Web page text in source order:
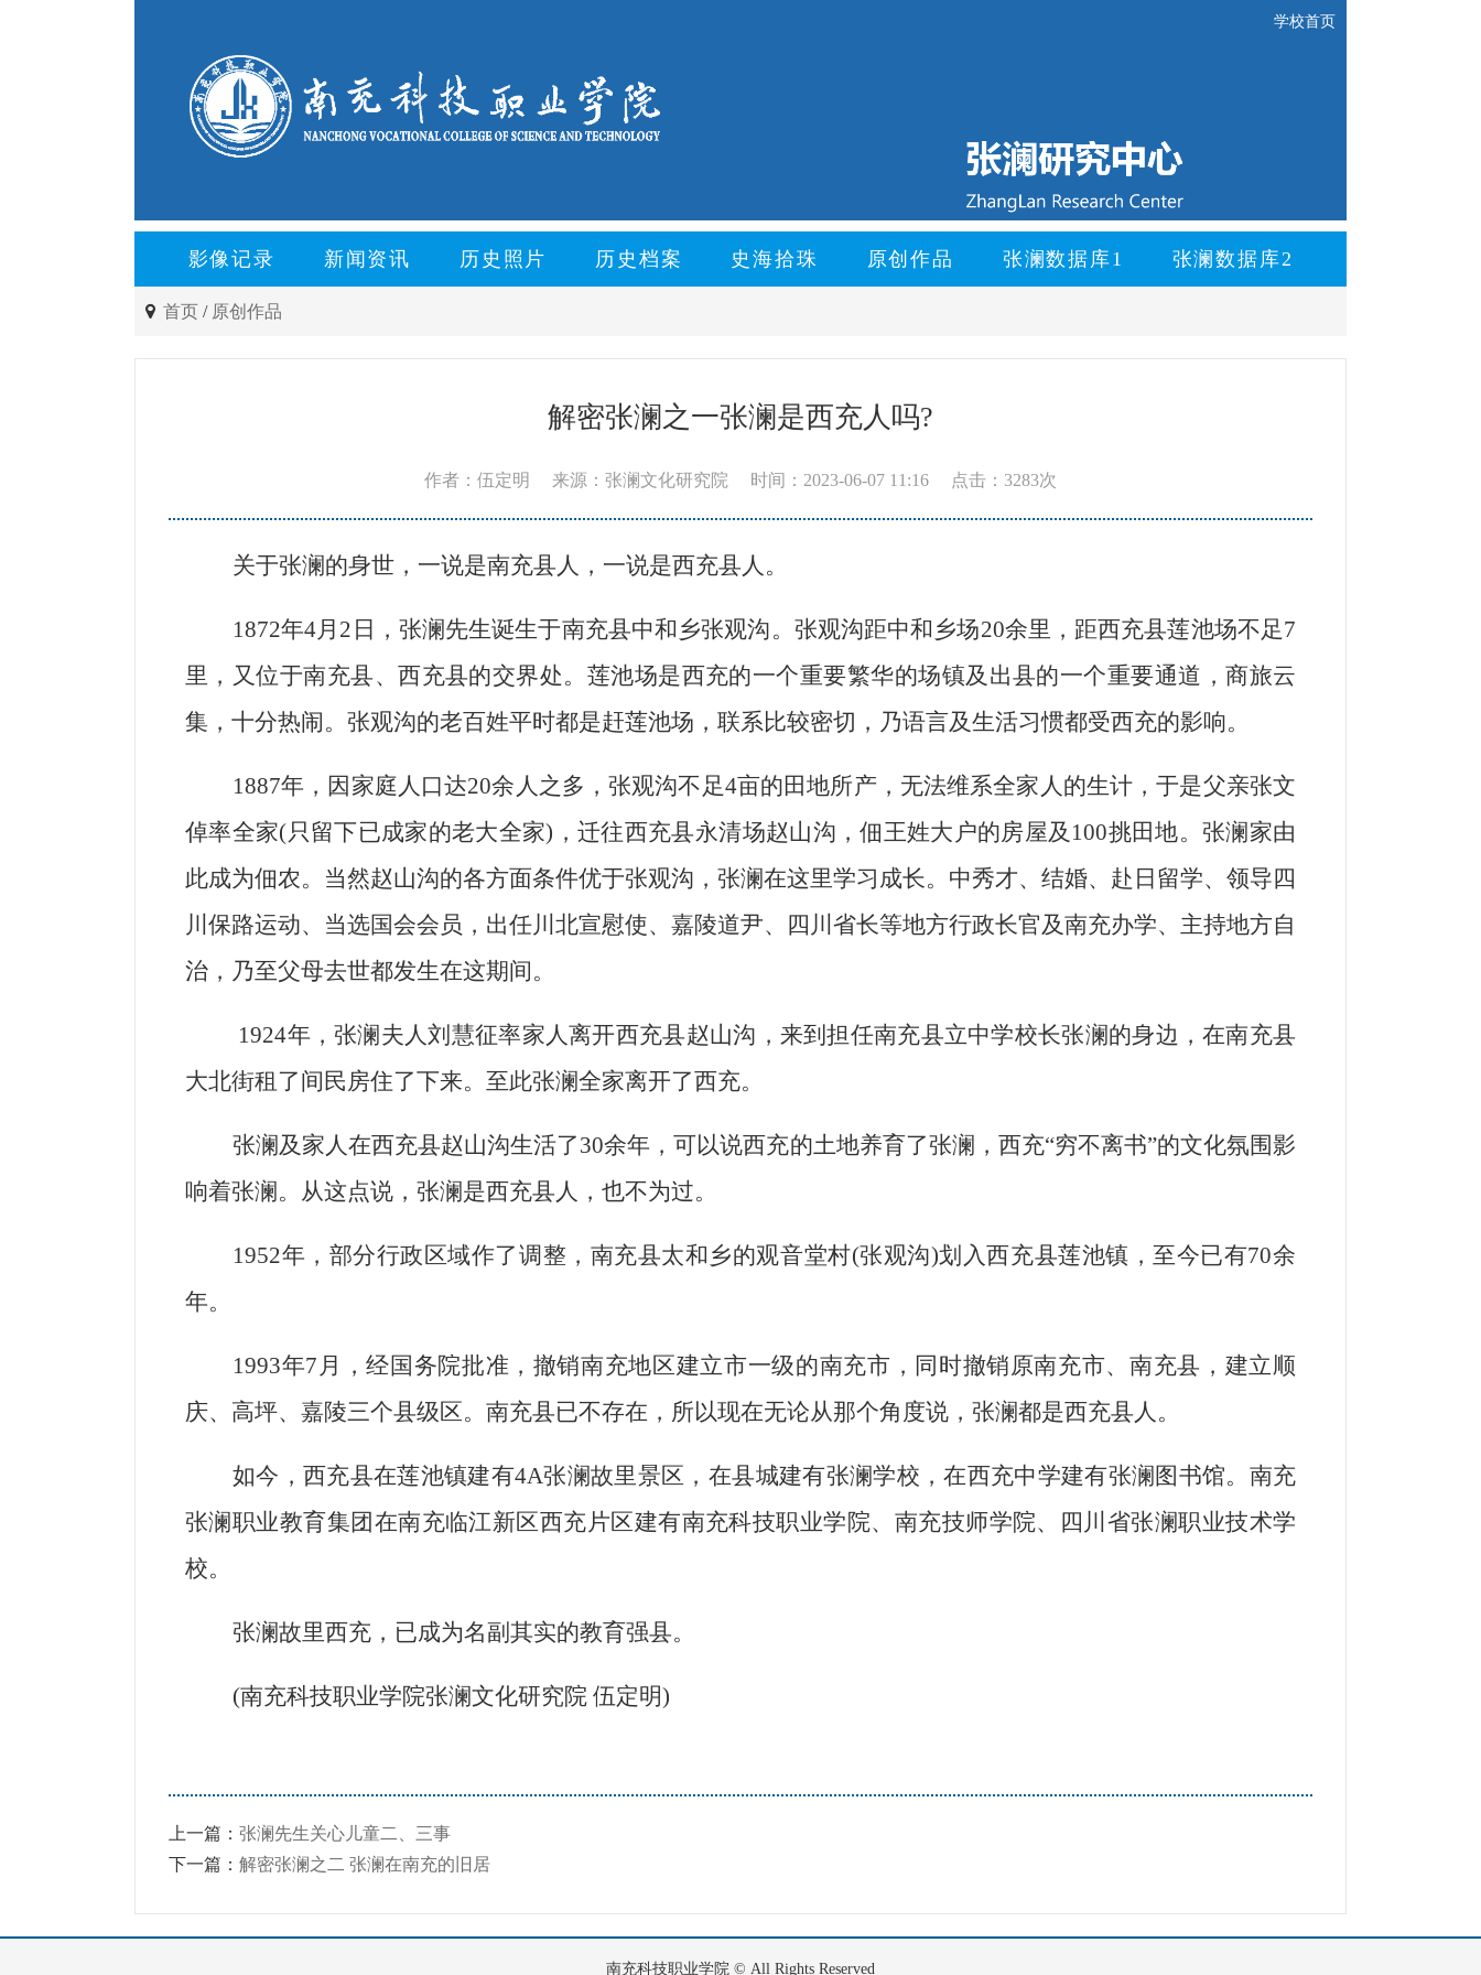
学校首页
影像记录 新闻资讯 历史照片 历史档案 史海拾珠 原创作品 张澜数据库1 张澜数据库2
首页 / 原创作品
解密张澜之一张澜是西充人吗?
作者：伍定明 来源：张澜文化研究院 时间：2023-06-07 11:16 点击：3283次
关于张澜的身世，一说是南充县人，一说是西充县人。
1872年4月2日，张澜先生诞生于南充县中和乡张观沟。张观沟距中和乡场20余里，距西充县莲池场不足7
里，又位于南充县、西充县的交界处。莲池场是西充的一个重要繁华的场镇及出县的一个重要通道，商旅云
集，十分热闹。张观沟的老百姓平时都是赶莲池场，联系比较密切，乃语言及生活习惯都受西充的影响。
1887年，因家庭人口达20余人之多，张观沟不足4亩的田地所产，无法维系全家人的生计，于是父亲张文
倬率全家(只留下已成家的老大全家)，迁往西充县永清场赵山沟，佃王姓大户的房屋及100挑田地。张澜家由
此成为佃农。当然赵山沟的各方面条件优于张观沟，张澜在这里学习成长。中秀才、结婚、赴日留学、领导四
川保路运动、当选国会会员，出任川北宣慰使、嘉陵道尹、四川省长等地方行政长官及南充办学、主持地方自
治，乃至父母去世都发生在这期间。
1924年，张澜夫人刘慧征率家人离开西充县赵山沟，来到担任南充县立中学校长张澜的身边，在南充县
大北街租了间民房住了下来。至此张澜全家离开了西充。
张澜及家人在西充县赵山沟生活了30余年，可以说西充的土地养育了张澜，西充“穷不离书”的文化氛围影
响着张澜。从这点说，张澜是西充县人，也不为过。
1952年，部分行政区域作了调整，南充县太和乡的观音堂村(张观沟)划入西充县莲池镇，至今已有70余
年。
1993年7月，经国务院批准，撤销南充地区建立市一级的南充市，同时撤销原南充市、南充县，建立顺
庆、高坪、嘉陵三个县级区。南充县已不存在，所以现在无论从那个角度说，张澜都是西充县人。
如今，西充县在莲池镇建有4A张澜故里景区，在县城建有张澜学校，在西充中学建有张澜图书馆。南充
张澜职业教育集团在南充临江新区西充片区建有南充科技职业学院、南充技师学院、四川省张澜职业技术学
校。
张澜故里西充，已成为名副其实的教育强县。
(南充科技职业学院张澜文化研究院 伍定明)
上一篇： 张澜先生关心儿童二、三事
下一篇： 解密张澜之二 张澜在南充的旧居
南充科技职业学院 © All Rights Reserved